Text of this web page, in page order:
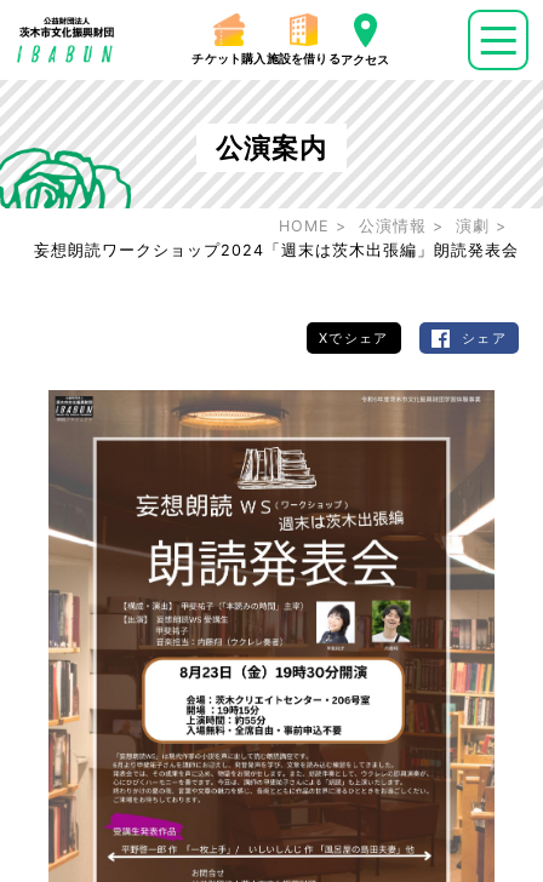
チケット購入 施設を借りるアクセス
公演案内
HOME 公演情報
演劇
妄想朗読ワークショップ2024「週末は茨木出張編」朗読発表会
Xでシェア シェア